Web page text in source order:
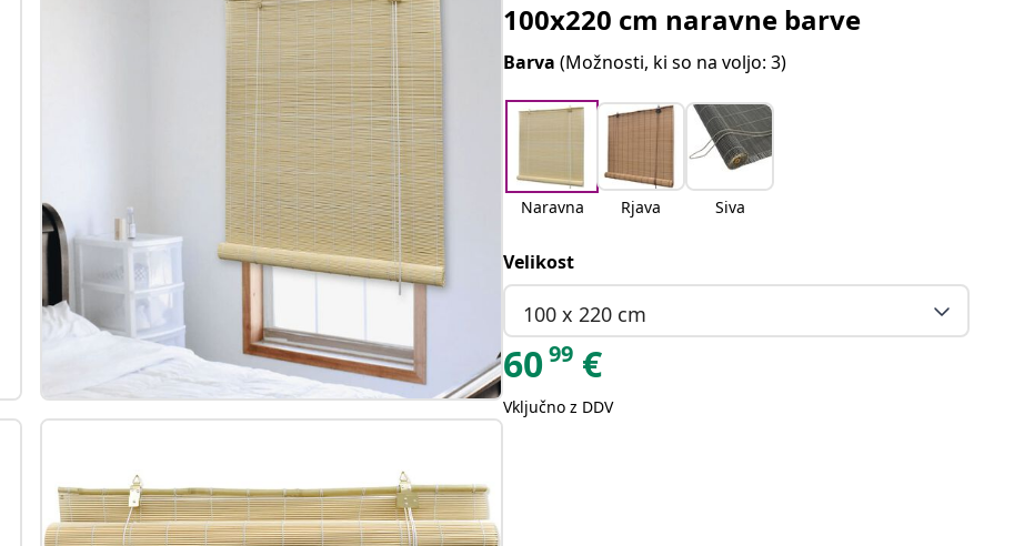
100x220 cm naravne barve
Barva(Možnosti, ki so na voljo: 3)
Naravna Rjava Siva
Velikost
100 x 220 cm
6099 €
Vključno z DDV